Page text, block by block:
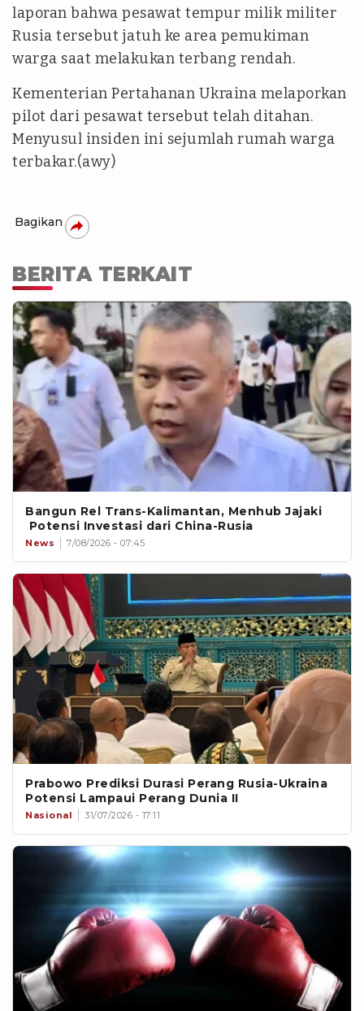
laporan bahwa pesawat tempur milik militer
Rusia tersebut jatuh ke area pemukiman
warga saat melakukan terbang rendah.
Kementerian Pertahanan Ukraina melaporkan
pilot dari pesawat tersebut telah ditahan.
Menyusul insiden ini sejumlah rumah warga
terbakar.(awy)
Bagikan
BERITA TERKAIT
Bangun Rel Trans-Kalimantan, Menhub Jajaki
Potensi Investasi dari China-Rusia
News 7/08/2026 - 07:45
Prabowo Prediksi Durasi Perang Rusia-Ukraina
Potensi Lampaui Perang Dunia II
Nasional 31/07/2026 - 17:11